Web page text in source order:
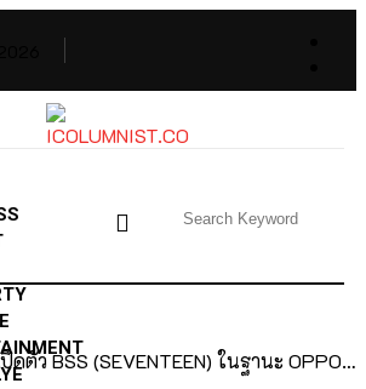
ดตัว BSS (SEVENTEEN) ในฐานะ OPPO…